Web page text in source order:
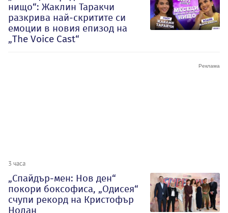
нищо“: Жаклин Таракчи
разкрива най-скритите си
емоции в новия епизод на
„The Voice Cast“
3 часа
„Спайдър-мен: Нов ден“
покори боксофиса, „Одисея“
счупи рекорд на Кристофър
Нолан